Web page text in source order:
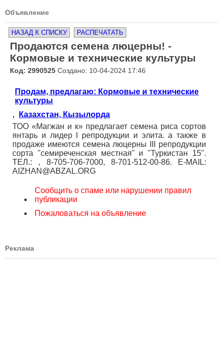
Объявление
НАЗАД К СПИСКУ РАСПЕЧАТАТЬ
Продаются семена люцерны! -
Кормовые и технические культуры
Код: 2990525 Создано: 10-04-2024 17:46
Продам, предлагаю: Кормовые и технические
культуры
,
Казахстан, Кызылорда
ТОО «Магжан и к» предлагает семена риса сортов
янтарь и лидер І репродукции и элита. а также в
продаже имеются семена люцерны ІІІ репродукции
сорта "семиреченская местная" и "Туркистан 15".
ТЕЛ.: , 8-705-706-7000, 8-701-512-00-86. E-MAIL:
AIZHAN@ABZAL.ORG
Сообщить о спаме или нарушении правил
публикации
Пожаловаться на объявление
Реклама